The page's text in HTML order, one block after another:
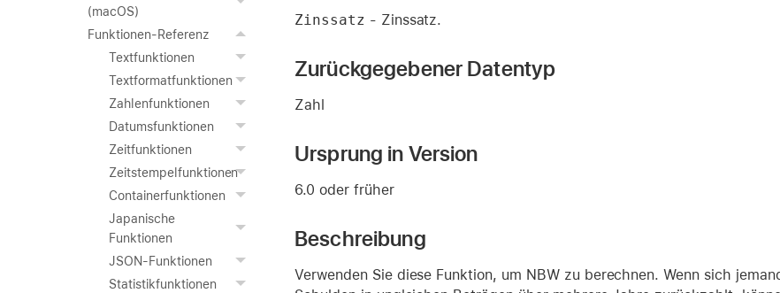
(macOS)
Funktionen-Referenz
Textfunktionen
Textformatfunktionen
Zahlenfunktionen
Datumsfunktionen
Zeitfunktionen
Zeitstempelfunktionen
Containerfunktionen
Japanische
Funktionen
JSON-Funktionen
Statistikfunktionen
Zinssatz - Zinssatz.
Zurückgegebener Datentyp
Zahl
Ursprung in Version
6.0 oder früher
Beschreibung
Verwenden Sie diese Funktion, um NBW zu berechnen. Wenn sich